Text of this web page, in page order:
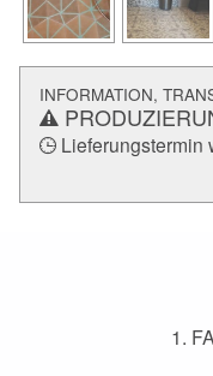
INFORMATION,
Lieferungstermin